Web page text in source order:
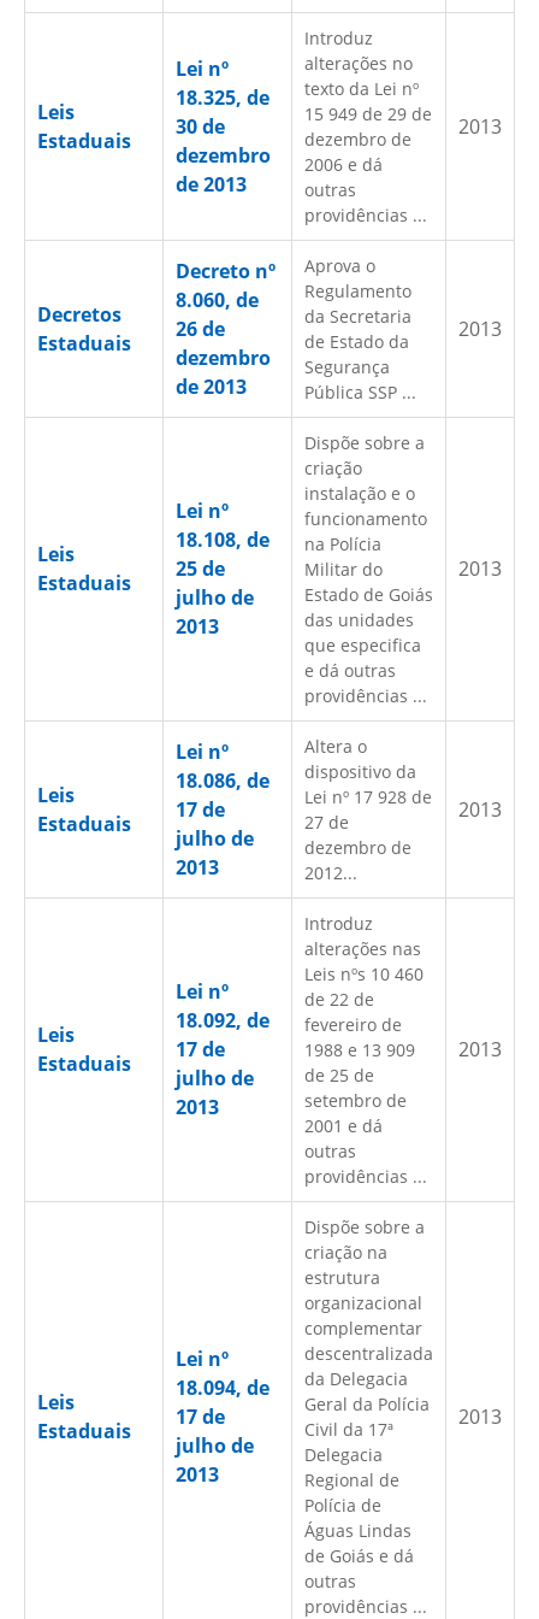
Leis
Estaduais
Lei nº
18.325, de
30 de
dezembro
de 2013
Introduz
alterações no
texto da Lei nº
15 949 de 29 de
dezembro de
2006 e dá
outras
providências ...
2013
Decretos
Estaduais
Decreto nº
8.060, de
26 de
dezembro
de 2013
Aprova o
Regulamento
da Secretaria
de Estado da
Segurança
Pública SSP ...
2013
Leis
Estaduais
Lei nº
18.108, de
25 de
julho de
2013
Dispõe sobre a
criação
instalação e o
funcionamento
na Polícia
Militar do
Estado de Goiás
das unidades
que especifica
e dá outras
providências ...
2013
Leis
Estaduais
Lei nº
18.086, de
17 de
julho de
2013
Altera o
dispositivo da
Lei nº 17 928 de
27 de
dezembro de
2012...
2013
Leis
Estaduais
Lei nº
18.092, de
17 de
julho de
2013
Introduz
alterações nas
Leis nºs 10 460
de 22 de
fevereiro de
1988 e 13 909
de 25 de
setembro de
2001 e dá
outras
providências ...
2013
Leis
Estaduais
Lei nº
18.094, de
17 de
julho de
2013
Dispõe sobre a
criação na
estrutura
organizacional
complementar
descentralizada
da Delegacia
Geral da Polícia
Civil da 17ª
Delegacia
Regional de
Polícia de
Águas Lindas
de Goiás e dá
outras
providências ...
2013